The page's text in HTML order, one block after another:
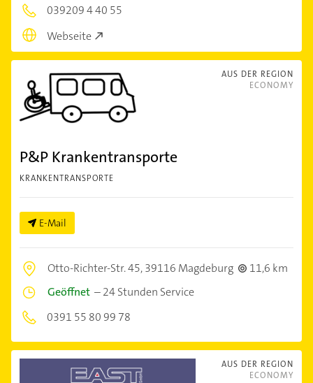
039209 4 40 55
Webseite
AUS DER REGION
ECONOMY
P&P Krankentransporte
KRANKENTRANSPORTE
E-Mail
Otto-Richter-Str. 45,39116 Magdeburg
11,6 km
Geöffnet –24 Stunden Service
0391 55 80 99 78
AUS DER REGION
ECONOMY